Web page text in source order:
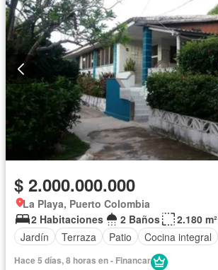
$ 2.000.000.000
La Playa, Puerto Colombia
2 Habitaciones
2 Baños
2.180 m²
Jardín
Terraza Patio Cocina integral
Hace 5 días, 8 horas en - Financar